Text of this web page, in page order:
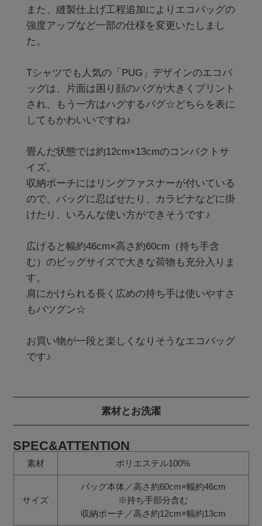
また、縫製仕上げ工程追加によりエコバッグの
強度アップなど一部の仕様を変更いたしまし
た。
Tシャツでも人気の「PUG」デザインのエコバ
ッグは、片面は困り顔のパグが大きくプリント
され、もう一方はハグするパグ☆どちらを表に
してもかわいいですね♪
畳んだ状態では約12cm×13cmのコンパクトサ
イズ。
収納ポーチにはリングファスナーが付いている
ので、バッグに忍ばせたり、カラビナなどに掛
けたり、いろんな使い方ができそうです♪
広げると幅約46cm×高さ約60cm（持ち手含
む）のビッグサイズで大きな荷物も充分入りま
す。
肩にかけられる長く広めの持ち手は使いやすさ
もバツグン☆
お買い物が一段と楽しくなりそうなエコバッグ
です♪
素材とお洗濯
SPEC&ATTENTION
素材 ポリエステル100%
サイズ
バッグ本体／高さ約60cm×幅約46cm
※持ち手部分含む
収納ポーチ／高さ約12cm×幅約13cm